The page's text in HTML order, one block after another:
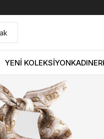
YENİ KOLEKSİYONKADIN
KADIN Eşarp Guess